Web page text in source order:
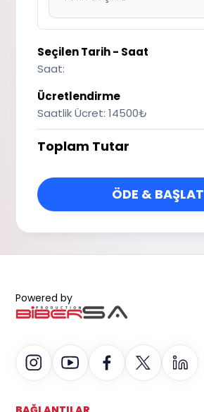
Seçilen Tarih - Saat
Saat:
Ücretlendirme
Saatlik Ücret:14500₺
Toplam Tutar
ÖDE & BAŞLAT
Powered by